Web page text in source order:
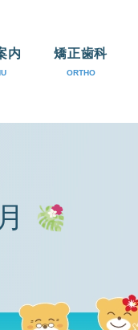
内 矯正歯科
ORTHO